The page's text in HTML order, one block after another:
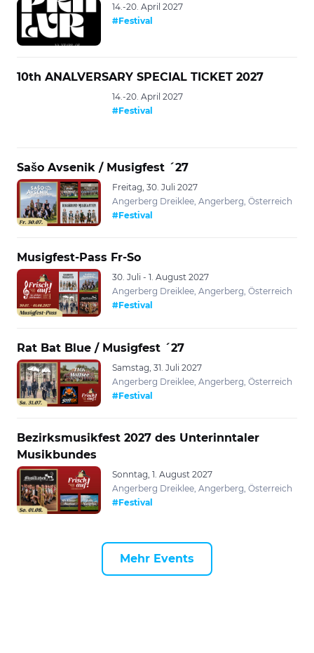
14.-20. April 2027
#Festival
10th ANALVERSARY SPECIAL TICKET 2027
14.-20. April 2027
#Festival
Sašo Avsenik / Musigfest ´27
Freitag, 30. Juli 2027
Angerberg Dreiklee, Angerberg, Österreich
#Festival
Musigfest-Pass Fr-So
30. Juli - 1. August 2027
Angerberg Dreiklee, Angerberg, Österreich
#Festival
Rat Bat Blue / Musigfest ´27
Samstag, 31. Juli 2027
Angerberg Dreiklee, Angerberg, Österreich
#Festival
Bezirksmusikfest 2027 des Unterinntaler
Musikbundes
Sonntag, 1. August 2027
Angerberg Dreiklee, Angerberg, Österreich
#Festival
Mehr Events